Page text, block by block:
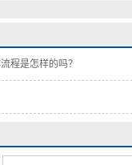
程是怎样的吗？